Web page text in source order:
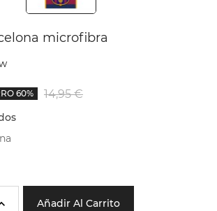
microfibra
60% 14,95 €
Añadir Al Carrito